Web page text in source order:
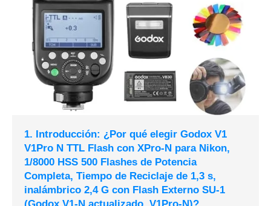
1. Introducción: ¿Por qué elegir Godox V1
V1Pro N TTL Flash con XPro-N para Nikon,
1/8000 HSS 500 Flashes de Potencia
Completa, Tiempo de Reciclaje de 1,3 s,
inalámbrico 2,4 G con Flash Externo SU-1